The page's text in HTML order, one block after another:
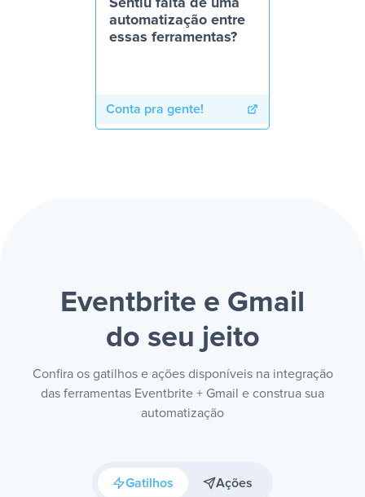
Sentiu falta de uma
automatização entre
essas ferramentas?
Conta pra gente!
Eventbrite e Gmail
do seu jeito
Confira os gatilhos e ações disponíveis na integração
das ferramentas Eventbrite + Gmail e construa sua
automatização
Gatilhos Ações